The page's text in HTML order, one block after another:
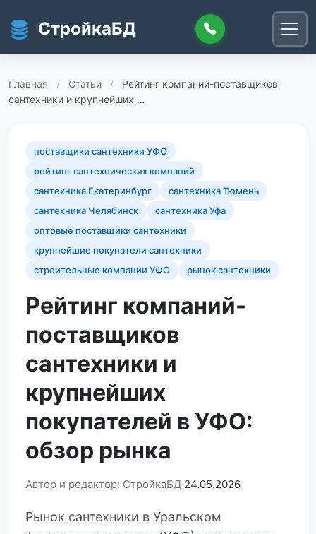
СтройкаБД
Главная / Статьи /
Рейтинг компаний-поставщиков
сантехники и крупнейших …
поставщики сантехники УФО
рейтинг сантехнических компаний
сантехника Екатеринбург
сантехника Тюмень
сантехника Челябинск
сантехника Уфа
оптовые поставщики сантехники
крупнейшие покупатели сантехники
строительные компании УФО
рынок сантехники
Рейтинг компаний-
поставщиков
сантехники и
крупнейших
покупателей в УФО:
обзор рынка
Автор и редактор: СтройкаБД 24.05.2026
Рынок сантехники в Уральском